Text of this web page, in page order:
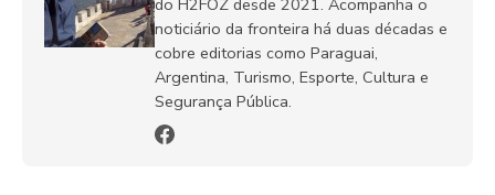
noticiário da fronteira há duas décadas e
cobre editorias como Paraguai,
Argentina, Turismo, Esporte, Cultura e
Segurança Pública.